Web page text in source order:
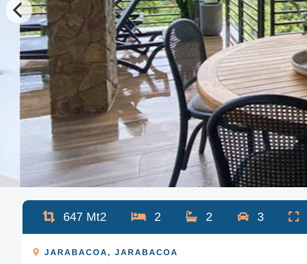
647 Mt2 2 2 3
JARABACOA, JARABACOA